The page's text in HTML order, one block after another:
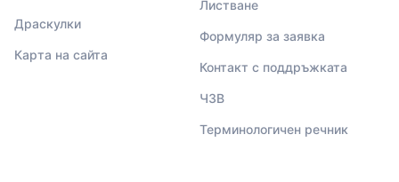
Драскулки
Карта на сайта
Листване
Формуляр за заявка
Контакт с поддръжката
ЧЗВ
Терминологичен речник